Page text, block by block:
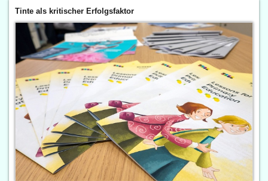
Tinte als kritischer Erfolgsfaktor